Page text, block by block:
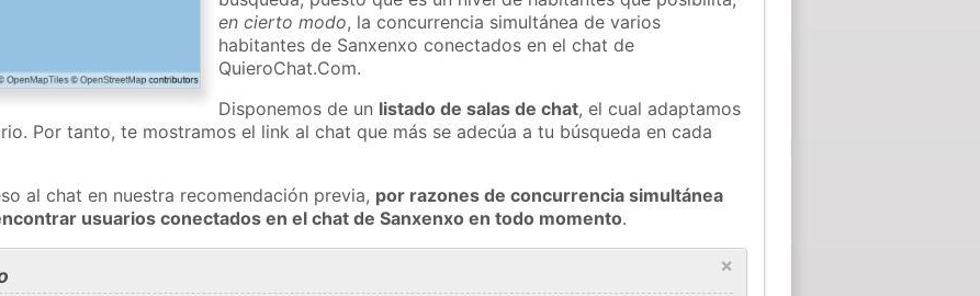
en cierto modo, la concurrencia simultánea de varios
habitantes de Sanxenxo conectados en el chat de
QuieroChat.Com.
Disponemos de un listado de salas de chat, el cual adaptamos
Por tanto, te mostramos el link al chat que más se adecúa a tu búsqueda en cada
al chat en nuestra recomendación previa, por razones de concurrencia simultánea
usuarios conectados en el chat de Sanxenxo en todo momento.
×